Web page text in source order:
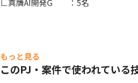
∟真贋AI開発G　　：5名
もっと見る
このPJ・案件で使われている